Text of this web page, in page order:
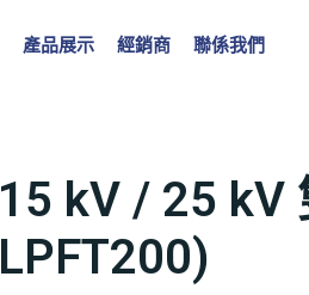
產品展示 經銷商 聯係我們
15 kV / 25 kV
LPFT200)